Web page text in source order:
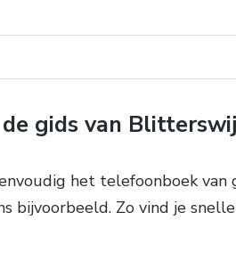
gids van
het telefoonboek van
bijvoorbeeld. Zo vind je